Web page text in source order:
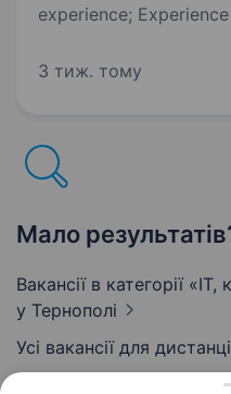
experience; Experience with .NET Core, ASP.NET,
skills with MS SQL Server; Higher
3 тиж. тому
Мало
Вакансії в категорії
у Тернополі
Усі вакансії для